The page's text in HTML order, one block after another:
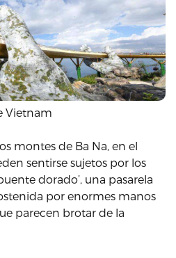
Vietnam
montes de Ba Na, en el
sentirse sujetos por los
dorado’, una pasarela
por enormes manos
parecen brotar de la